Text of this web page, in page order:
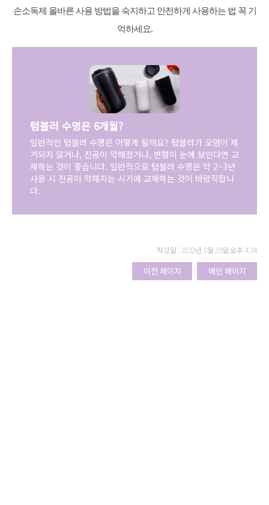
손소독제 올바른 사용 방법을 숙지하고 안전하게 사용하는 법 꼭 기
억하세요.
텀블러 수명은 6개월?
일반적인 텀블러 수명은 어떻게 될까요? 텀블러가 오염이 제
거되지 않거나, 진공이 약해졌거나, 변형이 눈에 보인다면 교
체하는 것이 좋습니다. 일반적으로 텀블러 수명은 약 2~3년
사용 시 진공이 약해지는 시기에 교체하는 것이 바람직합니
다.
작성일 : 2022년 8월 29일 오후 4:34
이전 페이지 메인 페이지